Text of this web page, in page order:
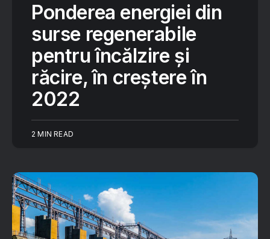
Ponderea energiei din
surse regenerabile
pentru încălzire și
răcire, în creștere în
2022
2 MIN READ